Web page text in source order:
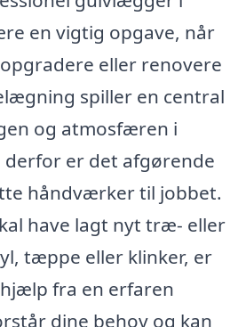
en vigtig opgave, når
eller renovere
spiller en central
og atmosfæren i
er det afgørende
håndværker til jobbet.
have lagt nyt træ- eller
tæppe eller klinker, er
fra en erfaren
dine behov og kan